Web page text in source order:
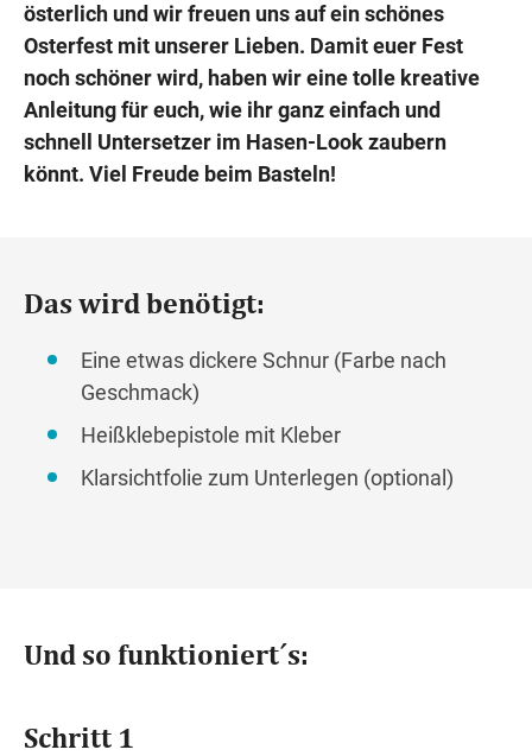
österlich und wir freuen uns auf ein schönes
Osterfest mit unserer Lieben. Damit euer Fest
noch schöner wird, haben wir eine tolle kreative
Anleitung für euch, wie ihr ganz einfach und
schnell Untersetzer im Hasen-Look zaubern
könnt. Viel Freude beim Basteln!
Das wird benötigt:
Eine etwas dickere Schnur (Farbe nach
Geschmack)
Heißklebepistole mit Kleber
Klarsichtfolie zum Unterlegen (optional)
Und so funktioniert´s:
Schritt 1